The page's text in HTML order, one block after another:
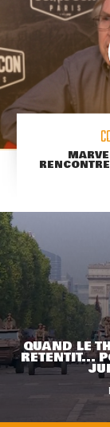
QUAND LE
RETENTIT...